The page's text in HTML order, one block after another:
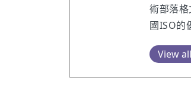
術部落
國ISO的
View